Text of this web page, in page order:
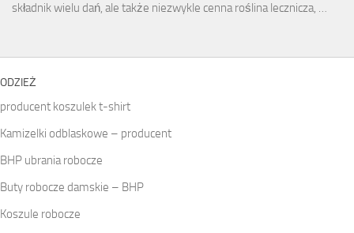
składnik wielu dań, ale także niezwykle cenna roślina lecznicza, …
ODZIEŻ
producent koszulek t-shirt
Kamizelki odblaskowe – producent
BHP ubrania robocze
Buty robocze damskie – BHP
Koszule robocze